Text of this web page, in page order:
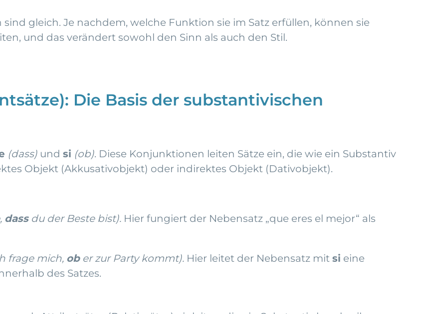
gleich. Je nachdem, welche Funktion sie im Satz erfüllen, können sie
und das verändert sowohl den Sinn als auch den Stil.
Die Basis der substantivischen
(dass) und si (ob). Diese Konjunktionen leiten Sätze ein, die wie ein Substantiv
Objekt (Akkusativobjekt) oder indirektes Objekt (Dativobjekt).
dassdu der Beste bist). Hier fungiert der Nebensatz „que eres el mejor“ als
frage mich, ober zur Party kommt). Hier leitet der Nebensatz mit si eine
des Satzes.